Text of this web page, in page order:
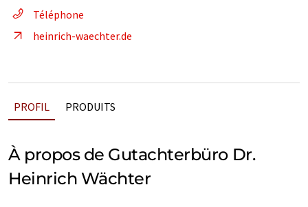
Téléphone
heinrich-waechter.de
PROFIL PRODUITS
À propos de Gutachterbüro Dr.
Heinrich Wächter